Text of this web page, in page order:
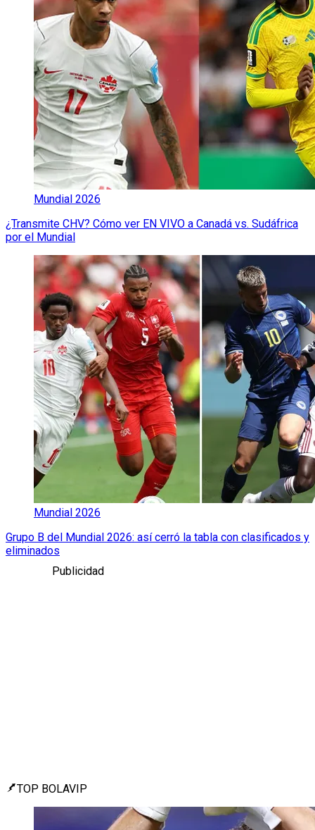
Mundial 2026
¿Transmite CHV? Cómo ver EN VIVO a Canadá vs. Sudáfrica
por el Mundial
Mundial 2026
Grupo B del Mundial 2026: así cerró la tabla con clasificados y
eliminados
Publicidad
TOP BOLAVIP